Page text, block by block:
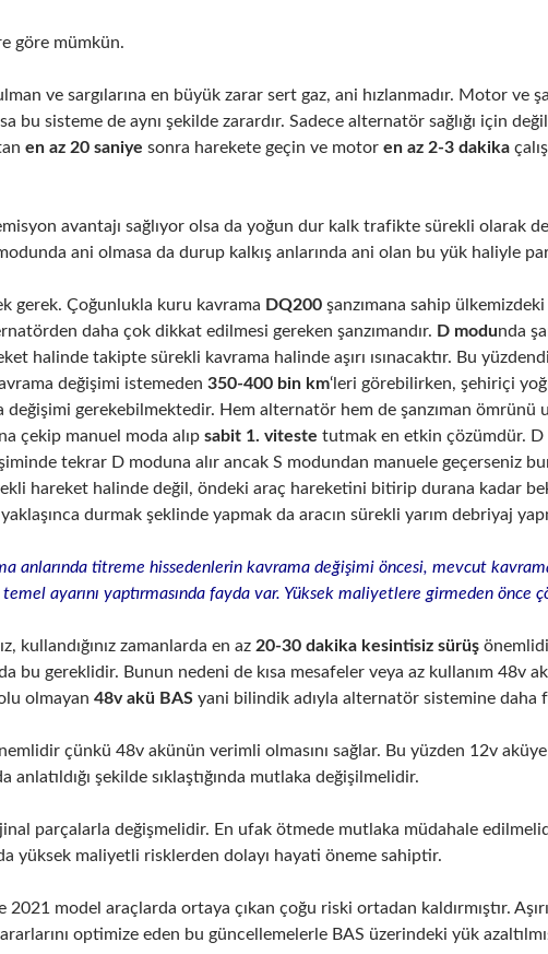
göre mümkün.
ve sargılarına en büyük zarar sert gaz, ani hızlanmadır. Motor ve
bu sisteme de aynı şekilde zarardır. Sadece alternatör sağlığı için
en az 20 saniye sonra harekete geçin ve motoren az 2-3 dakika
avantajı sağlıyor olsa da yoğun dur kalk trafikte sürekli olarak
ani olmasa da durup kalkış anlarında ani olan bu yük haliyle
gerek. Çoğunlukla kuru kavrama DQ200 şanzımana sahip
daha çok dikkat edilmesi gereken şanzımandır. D modunda
halinde takipte sürekli kavrama halinde aşırı ısınacaktır. Bu
değişimi istemeden350-400 bin km‘leri görebilirken, şehiriçi
değişimi gerekebilmektedir. Hem alternatör hem de şanzıman
na çekip manuel moda alıpsabit 1. viteste tutmak en etkin çözümdür. D
tekrar D moduna alır ancak S modundan manuele geçerseniz
hareket halinde değil, öndeki araç hareketini bitirip durana kadar
durmak şeklinde yapmak da aracın sürekli yarım debriyaj
anlarında titreme hissedenlerin kavrama değişimi öncesi, mevcut
ayarını yaptırmasında fayda var. Yüksek maliyetlere girmeden önce
kullandığınız zamanlarda en az 20-30 dakika kesintisiz sürüş
bu gereklidir. Bunun nedeni de kısa mesafeler veya az kullanım 48v
olmayan48v akü BAS yani bilindik adıyla alternatör sistemine daha
çünkü 48v akünün verimli olmasını sağlar. Bu yüzden 12v
anlatıldığı şekilde sıklaştığında mutlaka değişilmelidir.
parçalarla değişmelidir. En ufak ötmede mutlaka müdahale
yüksek maliyetli risklerden dolayı hayati öneme sahiptir.
2021 model araçlarda ortaya çıkan çoğu riski ortadan kaldırmıştır.
optimize eden bu güncellemelerle BAS üzerindeki yük